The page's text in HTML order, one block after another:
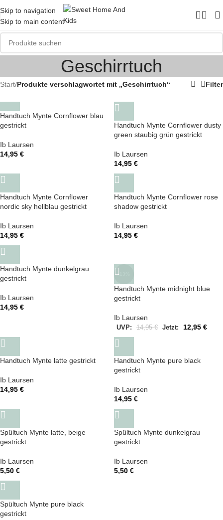
Skip to navigation
Skip to main content
Geschirrtuch
Start/Produkte verschlagwortet mit „Geschirrtuch“ Filter
Handtuch Mynte Cornflower blau
gestrickt
Ib Laursen
14,95 €
Handtuch Mynte Cornflower dusty
green staubig grün gestrickt
Ib Laursen
14,95 €
Handtuch Mynte Cornflower
nordic sky hellblau gestrickt
Ib Laursen
14,95 €
Handtuch Mynte Cornflower rose
shadow gestrickt
Ib Laursen
14,95 €
Handtuch Mynte dunkelgrau
gestrickt
Ib Laursen
14,95 €
-13%
Handtuch Mynte midnight blue
gestrickt
Ib Laursen
UVP: 14,95€ Jetzt: 12,95 €
Handtuch Mynte latte gestrickt
Ib Laursen
14,95 €
Handtuch Mynte pure black
gestrickt
Ib Laursen
14,95 €
Spültuch Mynte latte, beige
gestrickt
Ib Laursen
5,50 €
Spültuch Mynte dunkelgrau
gestrickt
Ib Laursen
5,50 €
Spültuch Mynte pure black
gestrickt